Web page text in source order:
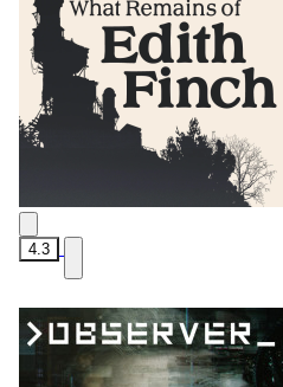
4.3